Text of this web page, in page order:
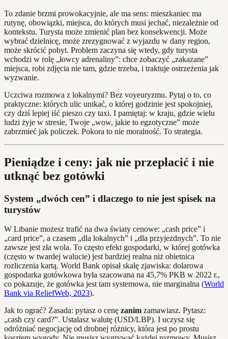
To zdanie brzmi prowokacyjnie, ale ma sens: mieszkaniec ma
rutynę, obowiązki, miejsca, do których musi jechać, niezależnie od
kontekstu. Turysta może zmienić plan bez konsekwencji. Może
wybrać dzielnicę, może zrezygnować z wyjazdu w dany region,
może skrócić pobyt. Problem zaczyna się wtedy, gdy turysta
wchodzi w rolę „łowcy adrenaliny”: chce zobaczyć „zakazane”
miejsca, robi zdjęcia nie tam, gdzie trzeba, i traktuje ostrzeżenia jak
wyzwanie.
Uczciwa rozmowa z lokalnymi? Bez voyeuryzmu. Pytaj o to, co
praktyczne: których ulic unikać, o której godzinie jest spokojniej,
czy dziś lepiej iść pieszo czy taxi. I pamiętaj: w kraju, gdzie wielu
ludzi żyje w stresie, Twoje „wow, jakie to egzotyczne” może
zabrzmieć jak policzek. Pokora to nie moralność. To strategia.
Pieniądze i ceny: jak nie przepłacić i nie
utknąć bez gotówki
System „dwóch cen” i dlaczego to nie jest spisek na
turystów
W Libanie możesz trafić na dwa światy cenowe: „cash price” i
„card price”, a czasem „dla lokalnych” i „dla przyjezdnych”. To nie
zawsze jest zła wola. To często efekt gospodarki, w której gotówka
(często w twardej walucie) jest bardziej realna niż obietnica
rozliczenia kartą. World Bank opisał skalę zjawiska: dolarowa
gospodarka gotówkowa była szacowana na 45,7% PKB w 2022 r.,
co pokazuje, że gotówka jest tam systemowa, nie marginalna (World
Bank via ReliefWeb, 2023).
Jak to ograć? Zasada: pytasz o cenę zanim zamawiasz. Pytasz:
„cash czy card?”. Ustalasz walutę (USD/LBP). I uczysz się
odróżniać negocjację od drobnej różnicy, która jest po prostu